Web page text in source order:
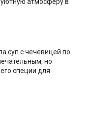
суп с чечевицей по
но
специи для